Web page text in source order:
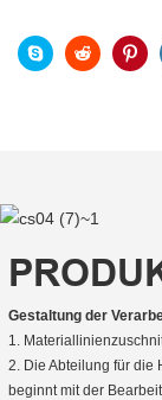
Gestaltung der
1.
2. Die Abteilung für die
beginnt mit der